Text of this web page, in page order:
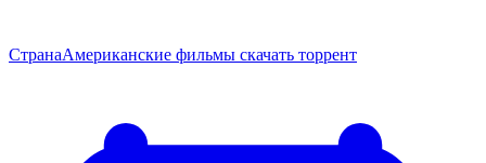
СтранаАмериканские фильмы скачать торрент